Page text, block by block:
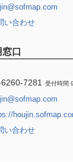
い合わせ
口
7281 受付時間
い合わせ